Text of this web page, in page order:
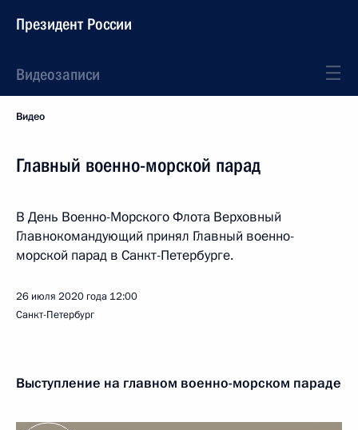
Президент России
Видеозаписи
Видео
Главный военно-морской парад
В День Военно-Морского Флота Верховный
Главнокомандующий принял Главный военно-
морской парад в Санкт-Петербурге.
26 июля 2020 года 12:00
Санкт-Петербург
Выступление на главном военно-морском параде